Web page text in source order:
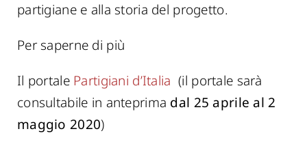
partigiane e alla storia del progetto.
Per saperne di più
Il portale Partigiani d’Italia(il portale sarà
consultabile in anteprima dal 25 aprile al 2
maggio 2020)